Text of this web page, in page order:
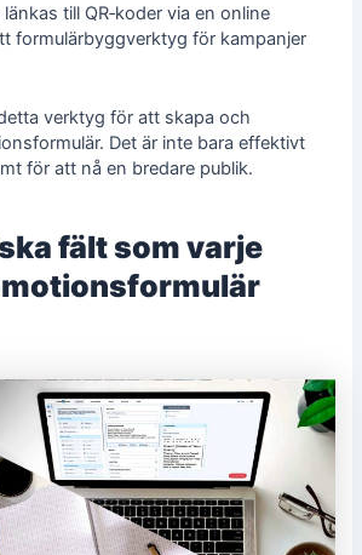
till QR‑koder via enonline
formulärbyggverktyg för kampanjer
verktyg för att skapa och
Det är inte bara effektivt
för att nå en bredare publik.
fält som varje